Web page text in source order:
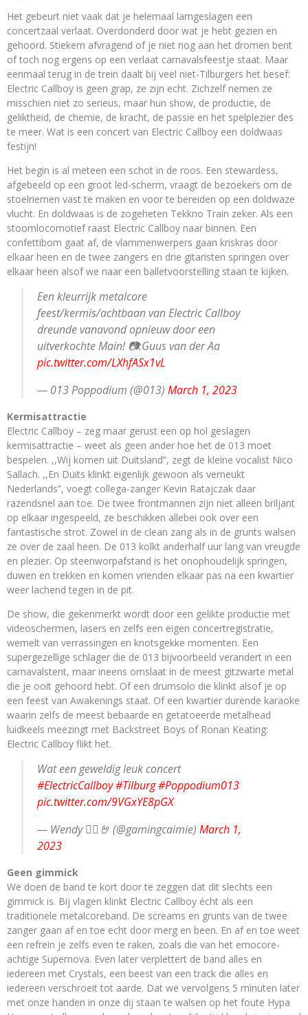
Het gebeurt niet vaak dat je helemaal lamgeslagen een
concertzaal verlaat. Overdonderd door wat je hebt gezien en
gehoord. Stiekem afvragend of je niet nog aan het dromen bent
of toch nog ergens op een verlaat carnavalsfeestje staat. Maar
eenmaal terug in de trein daalt bij veel niet-Tilburgers het besef:
Electric Callboy is geen grap, ze zijn echt. Zichzelf nemen ze
misschien niet zo serieus, maar hun show, de productie, de
geliktheid, de chemie, de kracht, de passie en het spelplezier des
te meer. Wat is een concert van Electric Callboy een doldwaas
festijn!
Het begin is al meteen een schot in de roos. Een stewardess,
afgebeeld op een groot led-scherm, vraagt de bezoekers om de
stoelriemen vast te maken en voor te bereiden op een doldwaze
vlucht. En doldwaas is de zogeheten Tekkno Train zeker. Als een
stoomlocomotief raast Electric Callboy naar binnen. Een
confettibom gaat af, de vlammenwerpers gaan kriskras door
elkaar heen en de twee zangers en drie gitaristen springen over
elkaar heen alsof we naar een balletvoorstelling staan te kijken.
Een kleurrijk metalcore
feest/kermis/achtbaan van Electric Callboy
dreunde vanavond opnieuw door een
uitverkochte Main! 📷:Guus van der Aa
pic.twitter.com/LXhfASx1vL
— 013 Poppodium (@013)March 1, 2023
Kermisattractie
Electric Callboy – zeg maar gerust een op hol geslagen
kermisattractie – weet als geen ander hoe het de 013 moet
bespelen. ,,Wij komen uit Duitsland”, zegt de kleine vocalist Nico
Sallach. ,,En Duits klinkt eigenlijk gewoon als verneukt
Nederlands”, voegt collega-zanger Kevin Ratajczak daar
razendsnel aan toe. De twee frontmannen zijn niet alleen briljant
op elkaar ingespeeld, ze beschikken allebei ook over een
fantastische strot. Zowel in de clean zang als in de grunts walsen
ze over de zaal heen. De 013 kolkt anderhalf uur lang van vreugde
en plezier. Op steenworpafstand is het onophoudelijk springen,
duwen en trekken en komen vrienden elkaar pas na een kwartier
weer lachend tegen in de pit.
De show, die gekenmerkt wordt door een gelikte productie met
videoschermen, lasers en zelfs een eigen concertregistratie,
wemelt van verrassingen en knotsgekke momenten. Een
supergezellige schlager die de 013 bijvoorbeeld verandert in een
carnavalstent, maar ineens omslaat in de meest gitzwarte metal
die je ooit gehoord hebt. Of een drumsolo die klinkt alsof je op
een feest van Awakenings staat. Of een kwartier durende karaoke
waarin zelfs de meest bebaarde en getatoeerde metalhead
luidkeels meezingt met Backstreet Boys of Ronan Keating:
Electric Callboy flikt het.
Wat een geweldig leuk concert
#ElectricCallboy#Tilburg#Poppodium013
pic.twitter.com/9VGxYE8pGX
— Wendy 🧟‍♀️🤘 (@gamingcaimie)March 1,
2023
Geen gimmick
We doen de band te kort door te zeggen dat dit slechts een
gimmick is. Bij vlagen klinkt Electric Callboy écht als een
traditionele metalcoreband. De screams en grunts van de twee
zanger gaan af en toe echt door merg en been. En af en toe weet
een refrein je zelfs even te raken, zoals die van het emocore-
achtige Supernova. Even later verplettert de band alles en
iedereen met Crystals, een beest van een track die alles en
iedereen verschroeit tot aarde. Dat we vervolgens 5 minuten later
met onze handen in onze dij staan te walsen op het foute Hypa